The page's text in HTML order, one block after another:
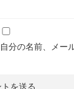
分の名前、メー